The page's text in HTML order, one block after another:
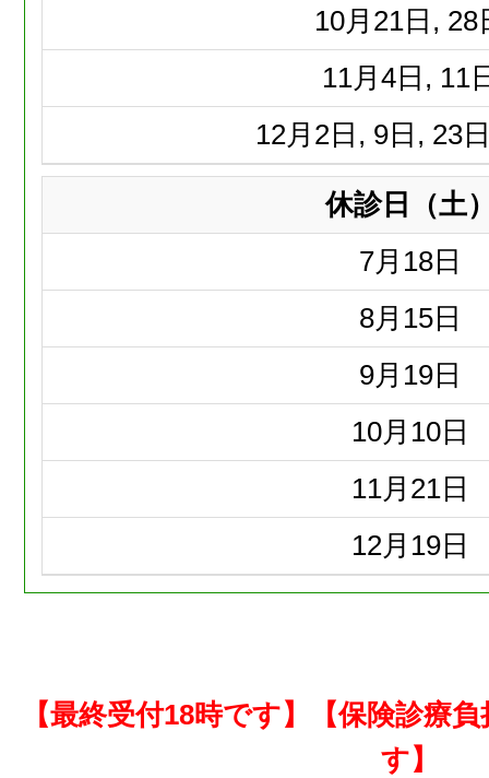
10月 21日, 28
11月 4日, 11
12月 2日, 9日, 23
休診日（土
7月 18日
8月 15日
9月 19日
10月 10日
11月 21日
12月 19日
【最終受付18時です】【保険診療
す】